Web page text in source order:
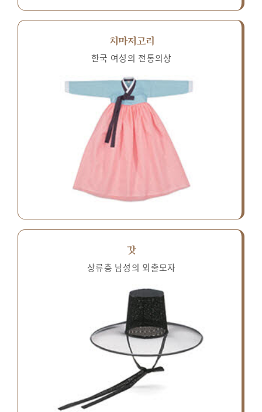
치마저고리
한국 여성의 전통의상
갓
상류층 남성의 외출모자